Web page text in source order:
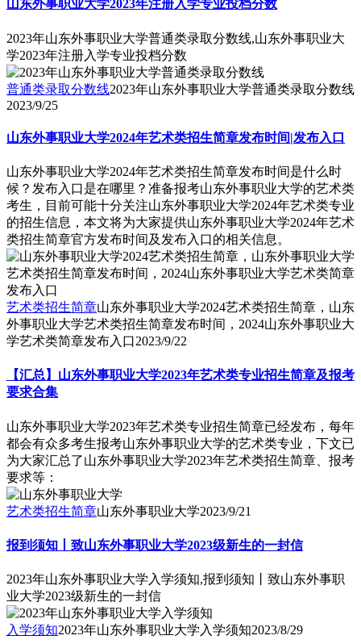
山东外事职业大学2023年注册入学专业投档分数
2023年山东外事职业大学普通类录取分数线,山东外事职业大
学2023年注册入学专业投档分数
普通类录取分数线2023年山东外事职业大学普通类录取分数线
2023/9/25
山东外事职业大学2024年艺术类招生简章发布时间|发布入口
山东外事职业大学2024年艺术类招生简章发布时间是什么时
候？发布入口是在哪里？准备报考山东外事职业大学的艺术类
考生，目前可能十分关注山东外事职业大学2024年艺术类专业
的招生信息，本文将为大家提供山东外事职业大学2024年艺术
类招生简章官方发布时间及发布入口的相关信息。
艺术类招生简章山东外事职业大学2024艺术类招生简章，山东
外事职业大学艺术类招生简章发布时间，2024山东外事职业大
学艺术类简章发布入口2023/9/22
【汇总】山东外事职业大学2023年艺术类专业招生简章及报考
要求合集
山东外事职业大学2023年艺术类专业招生简章已经发布，每年
都会有众多考生报考山东外事职业大学的艺术类专业，下文已
为大家汇总了山东外事职业大学2023年艺术类招生简章、报考
要求等：
艺术类招生简章山东外事职业大学2023/9/21
报到须知丨致山东外事职业大学2023级新生的一封信
2023年山东外事职业大学入学须知,报到须知丨致山东外事职
业大学2023级新生的一封信
入学须知2023年山东外事职业大学入学须知2023/8/29